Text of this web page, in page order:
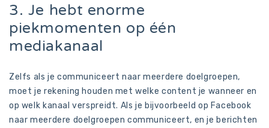
3. Je hebt enorme
piekmomenten op één
mediakanaal
Zelfs als je communiceert naar meerdere doelgroepen,
moet je rekening houden met welke content je wanneer en
op welk kanaal verspreidt. Als je bijvoorbeeld op Facebook
naar meerdere doelgroepen communiceert, en je berichten